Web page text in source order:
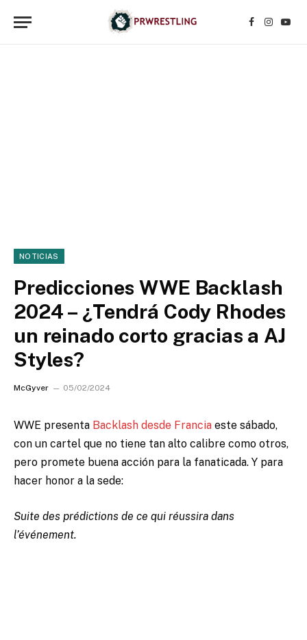
Facebook
NOTICIAS
Predicciones WWE Backlash
2024 – ¿Tendrá Cody Rhodes
un reinado corto gracias a AJ
Styles?
McGyver 05/02/2024
WWE presenta Backlash desde Francia este sábado,
con un cartel que no tiene tan alto calibre como otros,
pero promete buena acción para la fanaticada. Y para
hacer honor a la sede:
Suite des prédictions de ce qui réussira dans
l’événement.